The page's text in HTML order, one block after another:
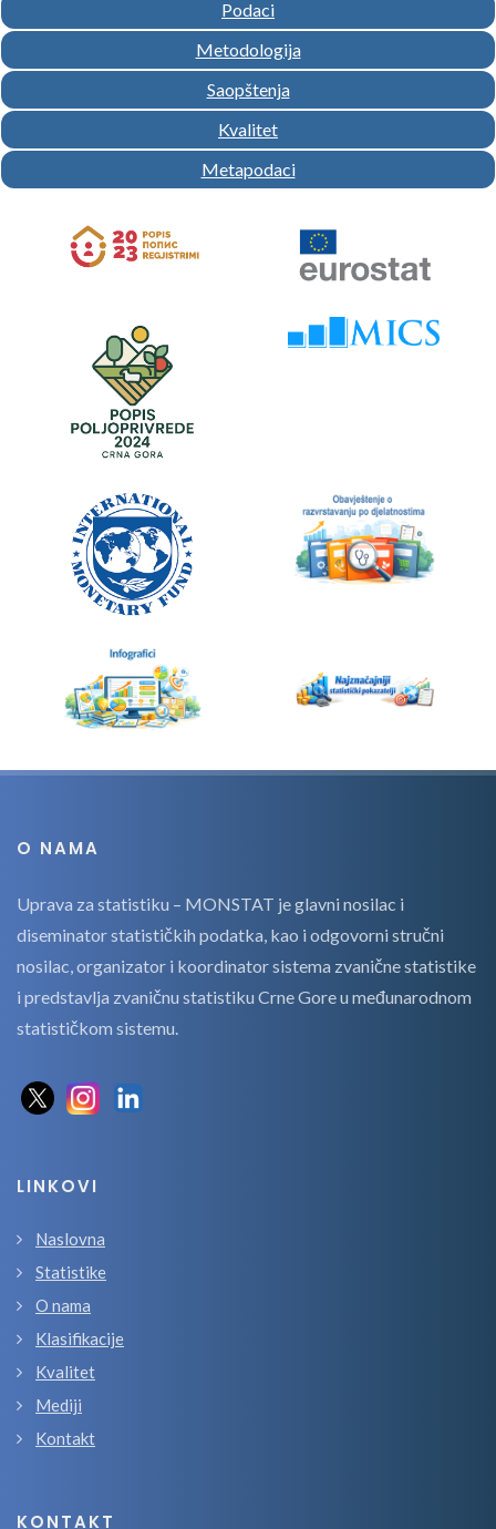
Podaci
Metodologija
Saopštenja
Kvalitet
Metapodaci
O NAMA
Uprava za statistiku – MONSTAT je glavni nosilac i
diseminator statističkih podatka, kao i odgovorni stručni
nosilac, organizator i koordinator sistema zvanične statistike
i predstavlja zvaničnu statistiku Crne Gore u međunarodnom
statističkom sistemu.
LINKOVI
Naslovna
Statistike
O nama
Klasifikacije
Kvalitet
Mediji
Kontakt
KONTAKT